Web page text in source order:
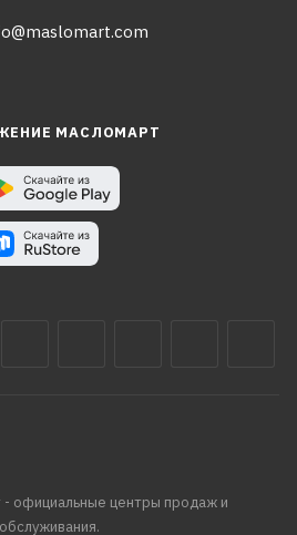
МАСЛОМАРТ
официальные центры продаж и
обслуживания.